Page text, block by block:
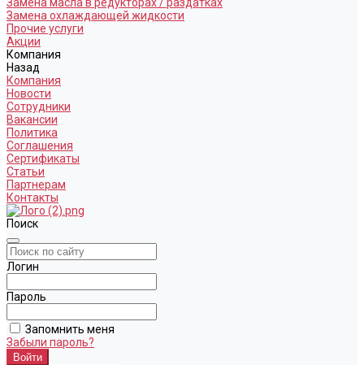
Замена охлаждающей жидкости
Прочие услуги
Акции
Компания
Назад
Компания
Новости
Сотрудники
Вакансии
Политика
Соглашения
Сертификаты
Статьи
Партнерам
Контакты
Поиск
Логин
Пароль
Запомнить меня
Забыли пароль?